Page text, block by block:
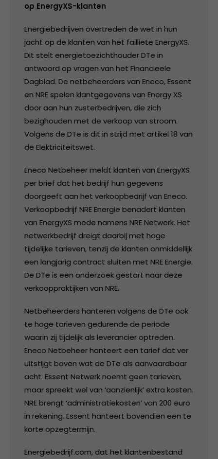
op EnergyXS-klanten
Energiebedrijven overtreden de wet in hun
jacht op de klanten van het failliete EnergyXS.
Dit stelt energietoezichthouder DTe in
antwoord op vragen van het Financieele
Dagblad. De netbeheerders van Eneco, Essent
en NRE spelen klantgegevens van Energy XS
door aan hun zusterbedrijven, die zich
bezighouden met de verkoop van stroom.
Volgens de DTe is dit in strijd met artikel 18 van
de Elektriciteitswet.
Eneco Netbeheer meldt klanten van EnergyXS
per brief dat het bedrijf hun gegevens
doorgeeft aan het verkoopbedrijf van Eneco.
Verkoopbedrijf NRE Energie benadert klanten
van EnergyXS mede namens NRE Netwerk. Het
netwerkbedrijf dreigt daarbij met hoge
tijdelijke tarieven, tenzij de klanten onmiddellijk
een langjarig contract sluiten met NRE Energie.
De DTe is een onderzoek gestart naar deze
verkooppraktijken van NRE.
Netbeheerders hanteren volgens de DTe ook
te hoge tarieven gedurende de periode
waarin zij tijdelijk als leverancier optreden.
Eneco Netbeheer hanteert een tarief dat ver
uitstijgt boven wat de DTe als aanvaardbaar
acht. Essent Netwerk noemt geen tarieven,
maar spreekt wel van ‘aanzienlijk’ extra kosten.
NRE brengt ‘administratiekosten’ van 200 euro
in rekening. Essent hanteert bovendien een te
korte opzegtermijn.
Energiebedrijf.com, dat het klantenbestand